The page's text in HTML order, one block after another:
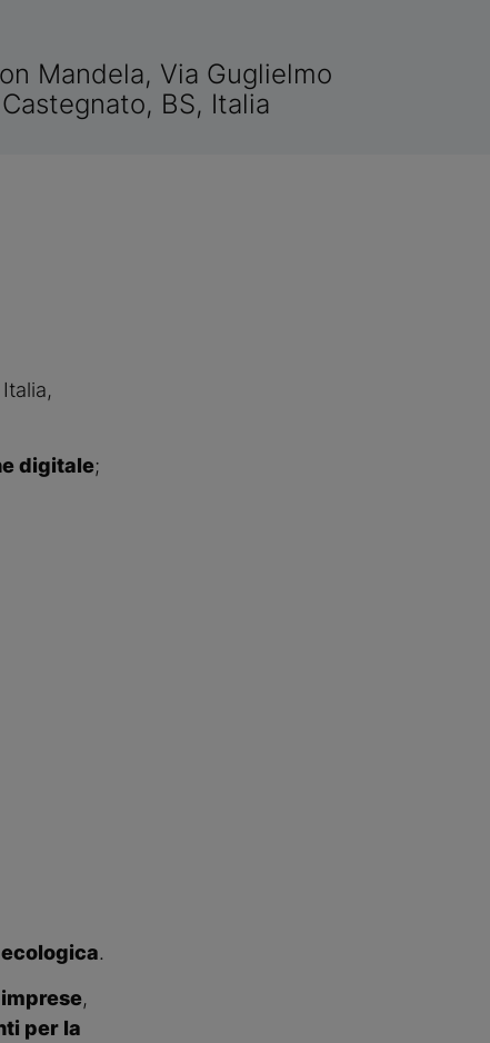
Mandela, Via Guglielmo
BS, Italia
digitale;
.
,
per la